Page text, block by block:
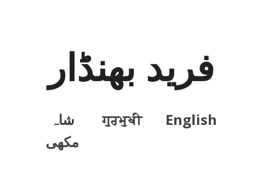
فرید بھنڈار
English
ਗੁਰਮੁਖੀ
شاہ
مکھی